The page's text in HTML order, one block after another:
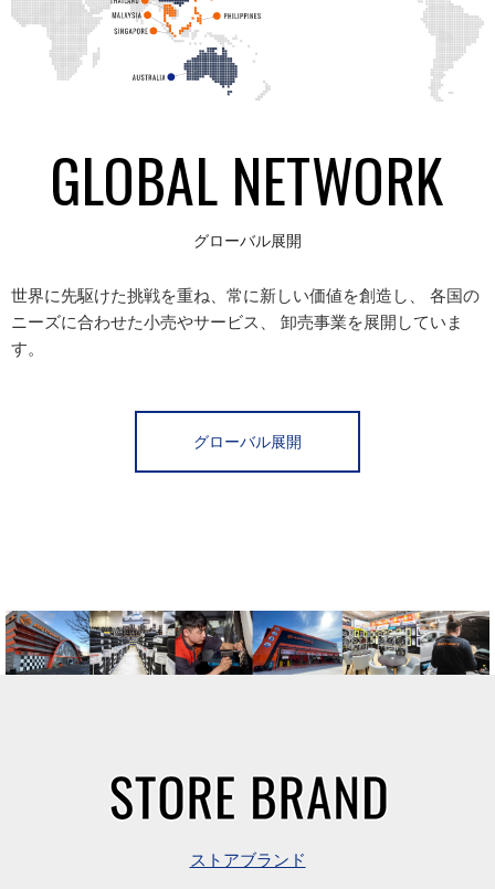
GLOBAL NETWORK
グローバル展開
世界に先駆けた挑戦を重ね、常に新しい価値を創造し、 各国の
ニーズに合わせた小売やサービス、 卸売事業を展開していま
す。
グローバル展開
ストアブランド